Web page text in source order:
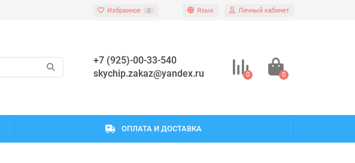
Избранное 0 Язык Личный кабинет
+7 (925)-00-33-540
skychip.zakaz@yandex.ru
0 0
ОПЛАТА И ДОСТАВКА